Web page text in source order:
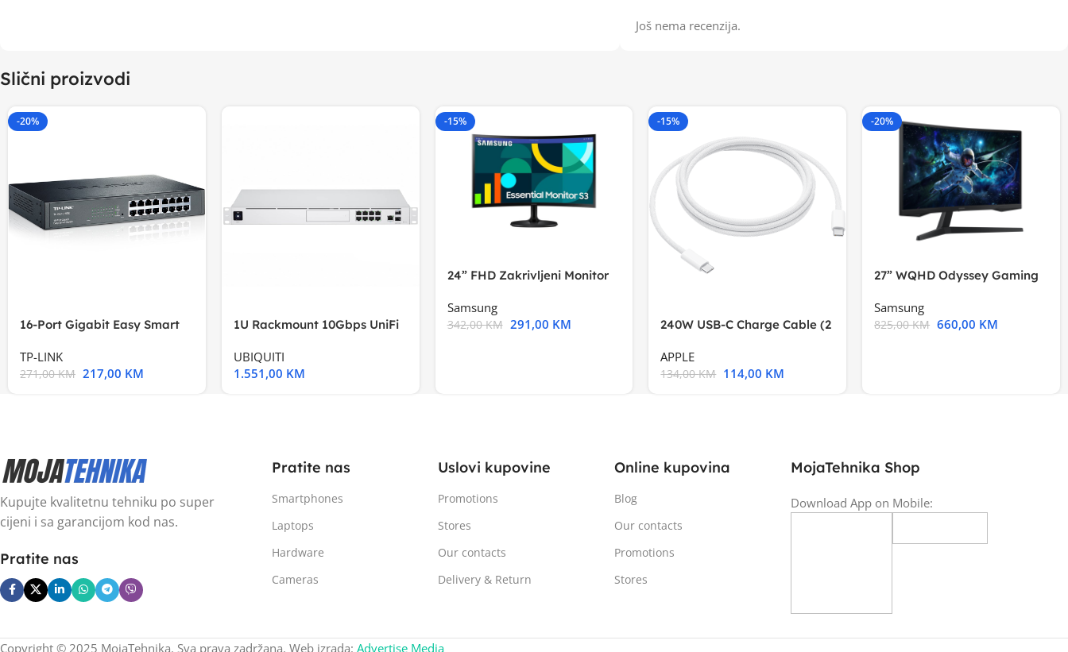
Još nema recenzija.
Slični proizvodi
-20%
16-Port Gigabit Easy Smart
TP-LINK
271,00KM 217,00 KM
1U Rackmount 10Gbps UniFi
UBIQUITI
1.551,00 KM
-15%
24” FHD Zakrivljeni Monitor
Samsung
342,00KM 291,00 KM
-15%
240W USB-C Charge Cable (2
APPLE
134,00KM 114,00 KM
-20%
27” WQHD Odyssey Gaming
Samsung
825,00KM 660,00 KM
Kupujte kvalitetnu tehniku po super
cijeni i sa garancijom kod nas.
Pratite nas
Pratite nas
Smartphones
Laptops
Hardware
Cameras
Uslovi kupovine
Promotions
Stores
Our contacts
Delivery & Return
Online kupovina
Blog
Our contacts
Promotions
Stores
MojaTehnika Shop
Download App on Mobile:
Copyright © 2025 MojaTehnika. Sva prava zadržana. Web izrada: Advertise Media